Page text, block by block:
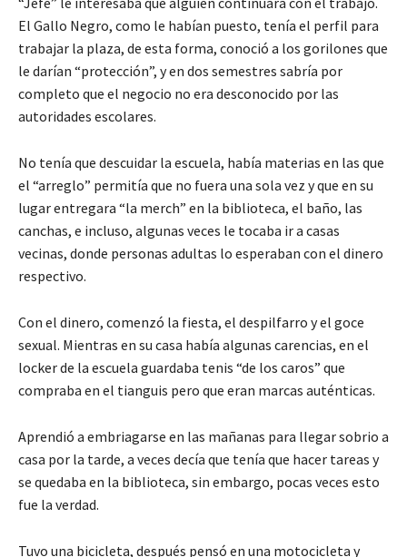
El Gallo Negro, como le habían puesto, tenía el perfil para
trabajar la plaza, de esta forma, conoció a los gorilones que
le darían “protección”, y en dos semestres sabría por
completo que el negocio no era desconocido por las
autoridades escolares.
No tenía que descuidar la escuela, había materias en las que
el “arreglo” permitía que no fuera una sola vez y que en su
lugar entregara “la merch” en la biblioteca, el baño, las
canchas, e incluso, algunas veces le tocaba ir a casas
vecinas, donde personas adultas lo esperaban con el dinero
respectivo.
Con el dinero, comenzó la fiesta, el despilfarro y el goce
sexual. Mientras en su casa había algunas carencias, en el
locker de la escuela guardaba tenis “de los caros” que
compraba en el tianguis pero que eran marcas auténticas.
Aprendió a embriagarse en las mañanas para llegar sobrio a
casa por la tarde, a veces decía que tenía que hacer tareas y
se quedaba en la biblioteca, sin embargo, pocas veces esto
fue la verdad.
Tuvo una bicicleta, después pensó en una motocicleta y